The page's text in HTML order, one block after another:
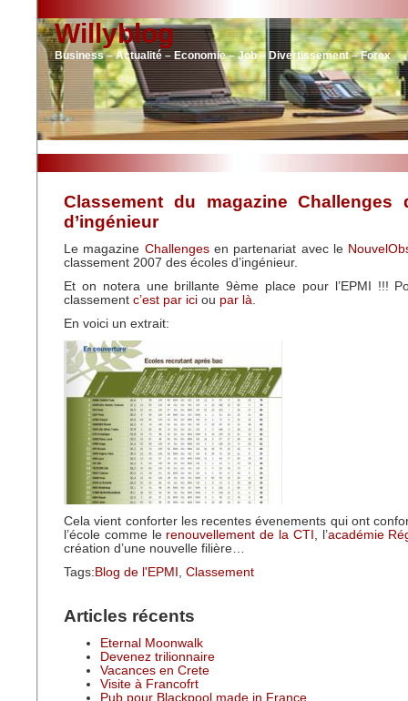
Willyblog
Business – Actualité – Economie – Job – Divertissement – Forex
Classement du magazine Challenges
d’ingénieur
Le magazine Challengesen partenariat avec le
classement 2007 des écoles d’ingénieur.
Et on notera une brillante 9ème place pour l’EPMI !!!
classement c’est par ici ou par là.
En voici un extrait:
Cela vient conforter les recentes évenements qui ont
l’école comme le renouvellement de la CTI , l’académie
création d’une nouvelle filière…
Tags: Blog de l'EPMI , Classement
Articles récents
Eternal Moonwalk
Devenez trilionnaire
Vacances en Crete
Visite à Francofrt
Pub pour Blackpool made in France